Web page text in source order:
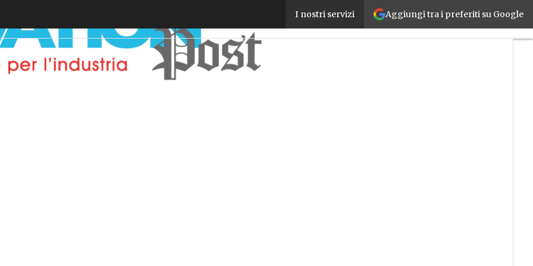
Aggiungi tra i preferiti su Google
I nostri servizi
I consumi dei Data center? Un potenziale